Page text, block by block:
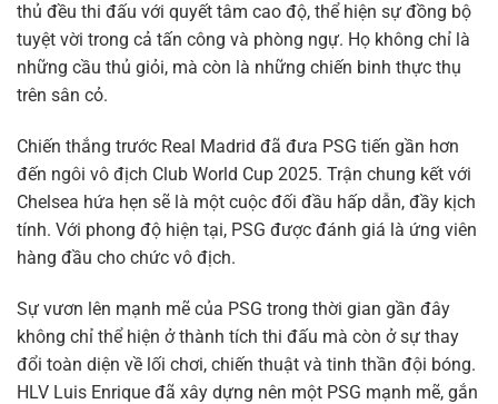
thủ đều thi đấu với quyết tâm cao độ, thể hiện sự đồng bộ
tuyệt vời trong cả tấn công và phòng ngự. Họ không chỉ là
những cầu thủ giỏi, mà còn là những chiến binh thực thụ
trên sân cỏ.
Chiến thắng trước Real Madrid đã đưa PSG tiến gần hơn
đến ngôi vô địch Club World Cup 2025. Trận chung kết với
Chelsea hứa hẹn sẽ là một cuộc đối đầu hấp dẫn, đầy kịch
tính. Với phong độ hiện tại, PSG được đánh giá là ứng viên
hàng đầu cho chức vô địch.
Sự vươn lên mạnh mẽ của PSG trong thời gian gần đây
không chỉ thể hiện ở thành tích thi đấu mà còn ở sự thay
đổi toàn diện về lối chơi, chiến thuật và tinh thần đội bóng.
HLV Luis Enrique đã xây dựng nên một PSG mạnh mẽ, gắn